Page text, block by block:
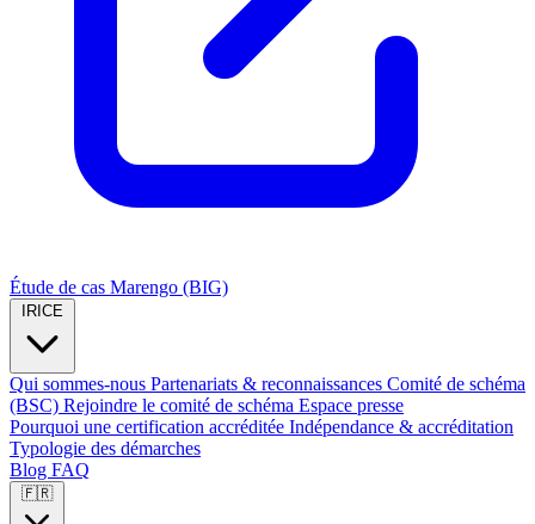
Étude de cas Marengo (BIG)
IRICE
Qui sommes-nous Partenariats & reconnaissances Comité de schéma
(BSC) Rejoindre le comité de schéma Espace presse
Pourquoi une certification accréditée Indépendance & accréditation
Typologie des démarches
Blog FAQ
🇫🇷